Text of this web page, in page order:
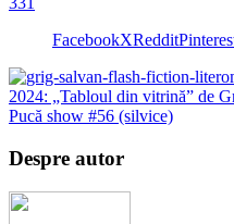
FacebookXReddit
2024: „Tabloul din vitrină” de
Pucă show #56 (silvice)
Despre autor